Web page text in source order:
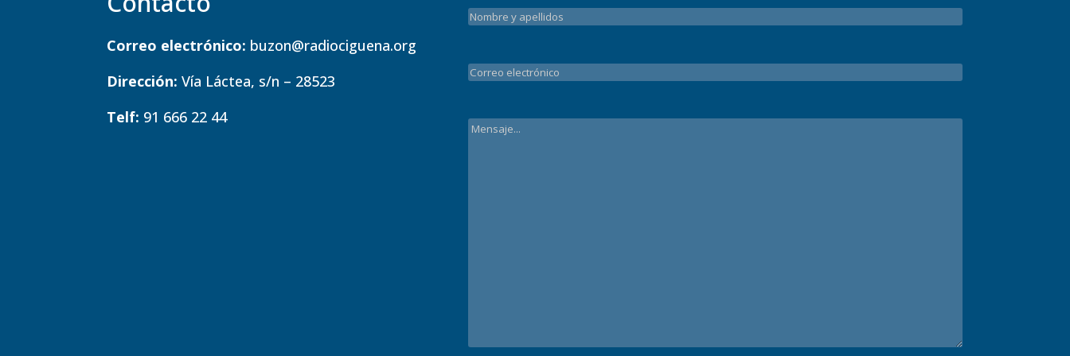
Correo electrónico: buzon@radiociguena.org
Dirección: Vía Láctea, s/n – 28523
Telf: 91 666 22 44